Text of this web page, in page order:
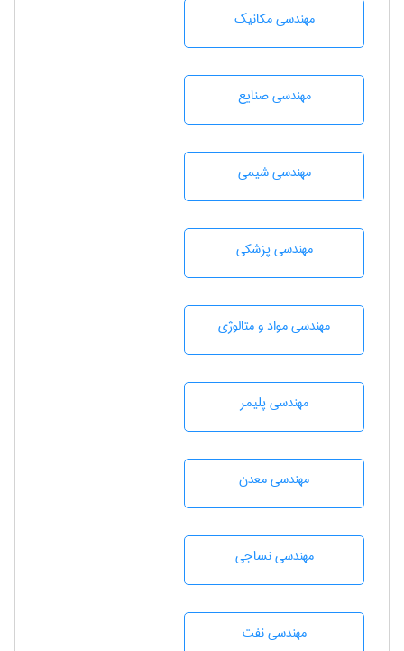
مهندسی مکانیک
مهندسی صنايع
مهندسي شيمی
مهندسی پزشکی
مهندسی مواد و متالوژی
مهندسی پليمر
مهندسی معدن
مهندسي نساجی
مهندسی نفت